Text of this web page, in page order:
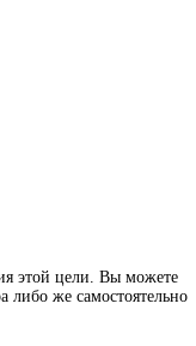
этой цели. Вы можете
либо же самостоятельно